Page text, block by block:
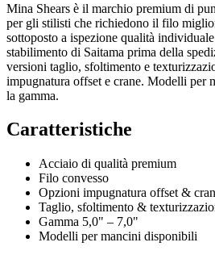
Mina Shears è il marchio premium di
per gli stilisti che richiedono il filo
sottoposto a ispezione qualità
stabilimento di Saitama prima della
versioni taglio, sfoltimento e
impugnatura offset e crane. Modelli per
la gamma.
Caratteristiche
Acciaio di qualità premium
Filo convesso
Opzioni impugnatura offset &
Taglio, sfoltimento &
Gamma 5,0" – 7,0"
Modelli per mancini disponibili